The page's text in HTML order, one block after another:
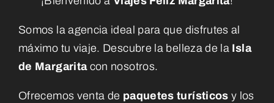
Somos la agencia ideal para que disfrutes al
máximo tu viaje. Descubre la belleza de la Isla
de Margaritacon nosotros.
Ofrecemos venta de paquetes turísticos y los